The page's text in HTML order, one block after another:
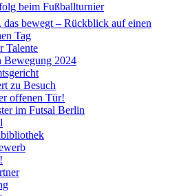
beim Fußballturnier
das bewegt – Rückblick auf einen
Tag
Talente
Bewegung 2024
zu Besuch
offenen Tür!
im Futsal Berlin